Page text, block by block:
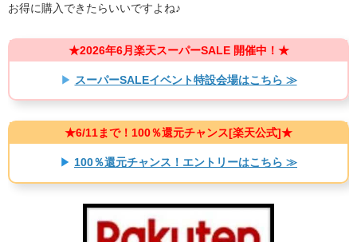
お得に購入できたらいいですよね♪
★2026年6月楽天スーパーSALE 開催中！★​
▶ スーパーSALEイベント特設会場はこちら ≫
★6/11まで！100％還元チャンス[楽天公式]★​
▶ 100％還元チャンス！エントリーはこちら ≫